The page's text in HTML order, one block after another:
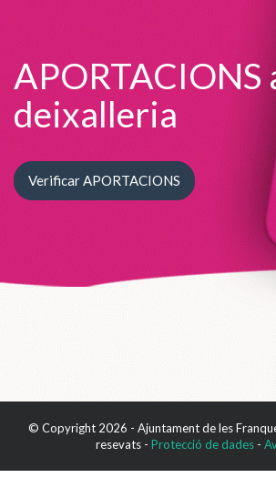
APORTACIONS
deixalleria
Verificar APORTACIONS
© Copyright 2026 - Ajuntament de les
resevats - Protecció de dades-